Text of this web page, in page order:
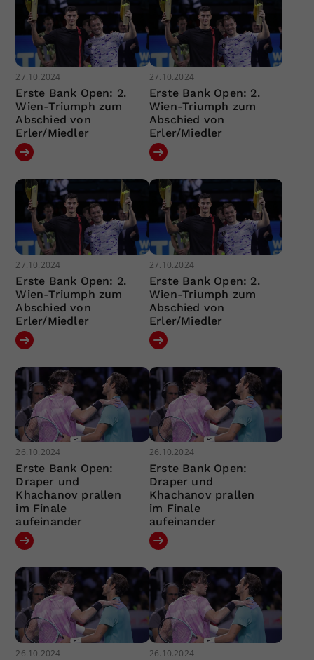
27.10.2024
Erste Bank Open: 2.
Wien-Triumph zum
Abschied von
Erler/Miedler
27.10.2024
Erste Bank Open: 2.
Wien-Triumph zum
Abschied von
Erler/Miedler
27.10.2024
Erste Bank Open: 2.
Wien-Triumph zum
Abschied von
Erler/Miedler
27.10.2024
Erste Bank Open: 2.
Wien-Triumph zum
Abschied von
Erler/Miedler
26.10.2024
Erste Bank Open:
Draper und
Khachanov prallen
im Finale
aufeinander
26.10.2024
Erste Bank Open:
Draper und
Khachanov prallen
im Finale
aufeinander
26.10.2024 26.10.2024